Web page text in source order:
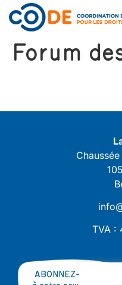
Forum
TVA :
ABONNEZ-VOUS